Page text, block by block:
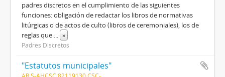
padres discretos en el cumplimiento de las siguientes
funciones: obligación de redactar los libros de normativas
litúrgicas o de actos de culto (libros de ceremoniales), los de
reglas que ... »
Padres Discretos
"Estatutos municipales"